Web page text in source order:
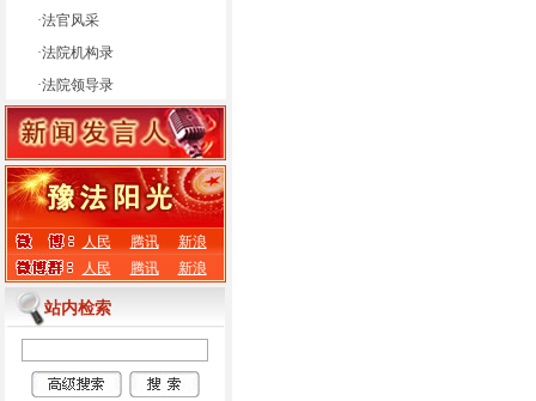
·法官风采
·法院机构录
·法院领导录
人民 腾讯
新浪
人民
腾讯 新浪
站内检索